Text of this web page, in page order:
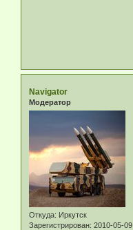
Navigator
Модератор
Откуда: Иркутск
Зарегистрирован: 2010-05-09